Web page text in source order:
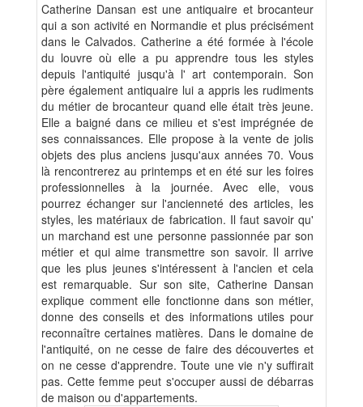
Catherine Dansan est une antiquaire et brocanteur
qui a son activité en Normandie et plus précisément
dans le Calvados. Catherine a été formée à l'école
du louvre où elle a pu apprendre tous les styles
depuis l'antiquité jusqu'à l' art contemporain. Son
père également antiquaire lui a appris les rudiments
du métier de brocanteur quand elle était très jeune.
Elle a baigné dans ce milieu et s'est imprégnée de
ses connaissances. Elle propose à la vente de jolis
objets des plus anciens jusqu'aux années 70. Vous
là rencontrerez au printemps et en été sur les foires
professionnelles à la journée. Avec elle, vous
pourrez échanger sur l'ancienneté des articles, les
styles, les matériaux de fabrication. Il faut savoir qu'
un marchand est une personne passionnée par son
métier et qui aime transmettre son savoir. Il arrive
que les plus jeunes s'intéressent à l'ancien et cela
est remarquable. Sur son site, Catherine Dansan
explique comment elle fonctionne dans son métier,
donne des conseils et des informations utiles pour
reconnaître certaines matières. Dans le domaine de
l'antiquité, on ne cesse de faire des découvertes et
on ne cesse d'apprendre. Toute une vie n'y suffirait
pas. Cette femme peut s'occuper aussi de débarras
de maison ou d'appartements.